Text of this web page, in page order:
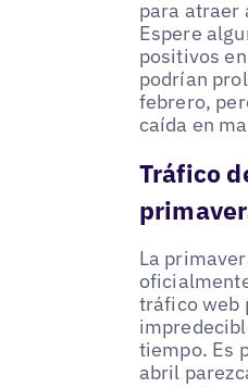
para atraer
Espere
positivos
podrían
febrero,
caída en
Tráfico
La
tráfico web
tiempo. Es
abril